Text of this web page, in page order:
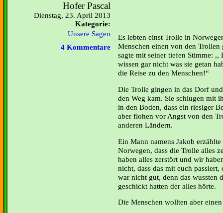
Hofer Pascal
Dienstag, 23. April 2013
Kategorie:
Unsere Sagen
4 Kommentare
Es lebten einst Trolle in
Menschen einen von den
sagte mit seiner tiefen Stimme:
wissen gar nicht was sie getan
die Reise zu den Menschen!“
Die Trolle gingen in das Dorf
den Weg kam. Sie schlugen mit
in den Boden, dass ein riesiger
aber flohen vor Angst von den
anderen Ländern.
Ein Mann namens Jakob
Norwegen, dass die Trolle alles
haben alles zerstört und wir
nicht, dass das mit euch
war nicht gut, denn das wussten
geschickt hatten der alles hörte.
Die Menschen wollten aber